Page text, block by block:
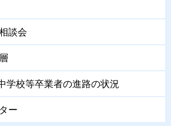
談会
学校等卒業者の進路の状況
ー